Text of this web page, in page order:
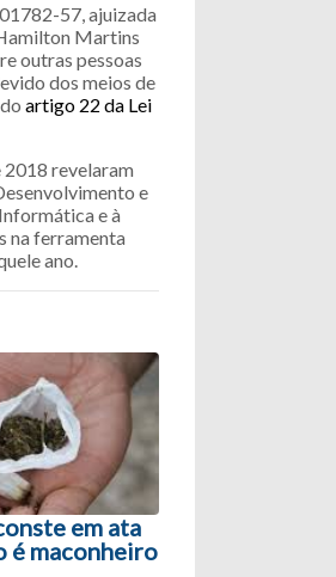
57, ajuizada
Martins
outras pessoas
dos meios de
do artigo 22 da Lei
2018 revelaram
e
e à
na ferramenta
ano.
em ata
é maconheiro